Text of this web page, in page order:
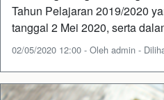
Tahun Pelajaran 2019/2020
tanggal 2 Mei 2020, serta
02/05/2020 12:00 - Oleh admin -